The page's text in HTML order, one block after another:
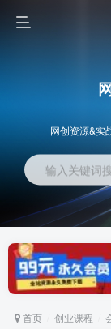
网创资源&实
输入关键词
首页 创业课程